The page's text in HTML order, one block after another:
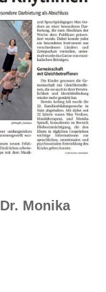
Monika